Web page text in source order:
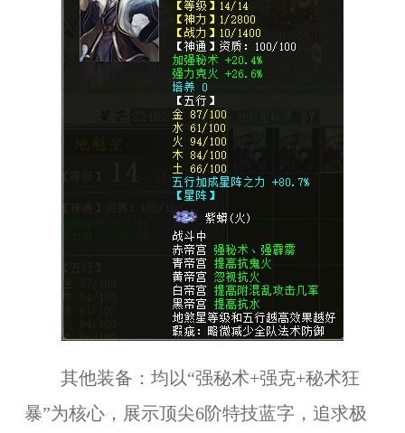
其他装备：均以“强秘术+强克+秘术狂
暴”为核心，展示顶尖6阶特技蓝字，追求极